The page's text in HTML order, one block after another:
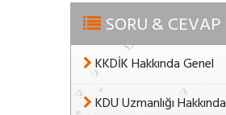
SORU & CEVAP
KKDİK Hakkında Genel
KDU Uzmanlığı Hakkında